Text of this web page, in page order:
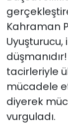
Kahraman
Uyuşturucu,
tacirleriyle
mücadele
diyerek
vurguladı.